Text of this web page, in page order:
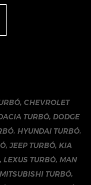
, CHEVROLET
TURBÓ, DODGE
, HYUNDAI TURBÓ,
,JEEP TURBÓ,KIA
,LEXUS TURBÓ,MAN
MITSUBISHI TURBÓ,